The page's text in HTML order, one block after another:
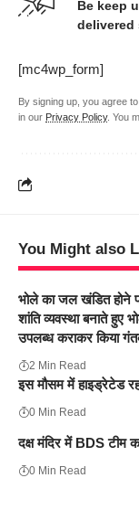
Be keep
delivered
[mc4wp_form]
By signing up, you agree
in our Privacy Policy. You
You Might also
भोले का जल खंडित होने
शांति व्यवस्था बनाते हुए
उपलब्ध कराकर किया
2 Min Read
इस मौसम में हाइड्रेटेड
0 Min Read
दक्ष मंदिर में BDS टीम
0 Min Read